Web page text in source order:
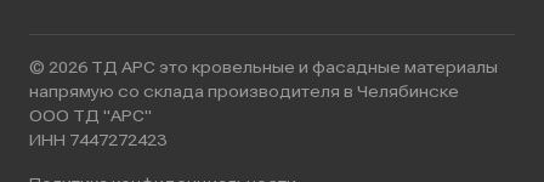
© 2026 ТД АРС это кровельные и фасадные материалы
напрямую со склада производителя в Челябинске
ООО ТД "АРС"
ИНН 7447272423